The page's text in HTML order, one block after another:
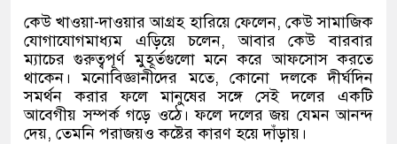
কেউ খাওয়া-দাওয়ার আগ্রহ হারিয়ে ফেলেন, কেউ সামাজিক
যোগাযোগমাধ্যম এড়িয়ে চলেন, আবার কেউ বারবার
ম্যাচের গুরুত্বপূর্ণ মুহূর্তগুলো মনে করে আফসোস করতে
থাকেন। মনোবিজ্ঞানীদের মতে, কোনো দলকে দীর্ঘদিন
সমর্থন করার ফলে মানুষের সঙ্গে সেই দলের একটি
আবেগীয় সম্পর্ক গড়ে ওঠে। ফলে দলের জয় যেমন আনন্দ
দেয়, তেমনি পরাজয়ও কষ্টের কারণ হয়ে দাঁড়ায়।